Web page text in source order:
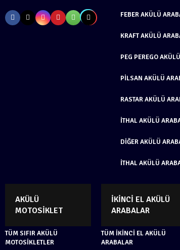
FEBER AKÜLÜ
KRAFT AKÜLÜ
PEG PEREGO
PILSAN AKÜLÜ
RASTAR AKÜLÜ
İTHAL AKÜLÜ
DIĞER AKÜLÜ
İTHAL AKÜLÜ
AKÜLÜ
MOTOSIKLET
TÜM SIFIR AKÜLÜ
MOTOSIKLETLER
İKINCI EL AKÜLÜ
ARABALAR
TÜM İKINCI EL AKÜLÜ
ARABALAR